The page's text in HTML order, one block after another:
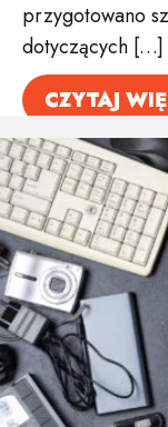
przygotowano
dotyczących […]
CZYTAJ